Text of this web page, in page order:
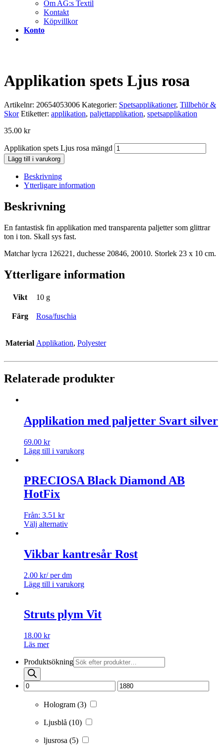
Om AG:s Textil
Kontakt
Köpvillkor
Konto
Applikation spets Ljus rosa
Artikelnr: 20654053006 Kategorier: Spetsapplikationer, Tillbehör &
Skor Etiketter: applikation, paljettapplikation, spetsapplikation
35.00 kr
Applikation spets Ljus rosa mängd
Lägg till i varukorg
Beskrivning
Ytterligare information
Beskrivning
En fantastisk fin applikation med transparenta paljetter som glittrar
ton i ton. Skall sys fast.
Matchar lycra 126221, duchesse 20846, 20010. Storlek 23 x 10 cm.
Ytterligare information
Vikt 10 g
Färg Rosa/fuschia
Material Applikation, Polyester
Relaterade produkter
Applikation med paljetter Svart silver
69.00 kr
Lägg till i varukorg
PRECIOSA Black Diamond AB
HotFix
Från: 3.51 kr
Välj alternativ
Vikbar kantresår Rost
2.00 kr/ per dm
Lägg till i varukorg
Struts plym Vit
18.00 kr
Läs mer
Produktsökning
Hologram (3)
Ljusblå (10)
ljusrosa (5)